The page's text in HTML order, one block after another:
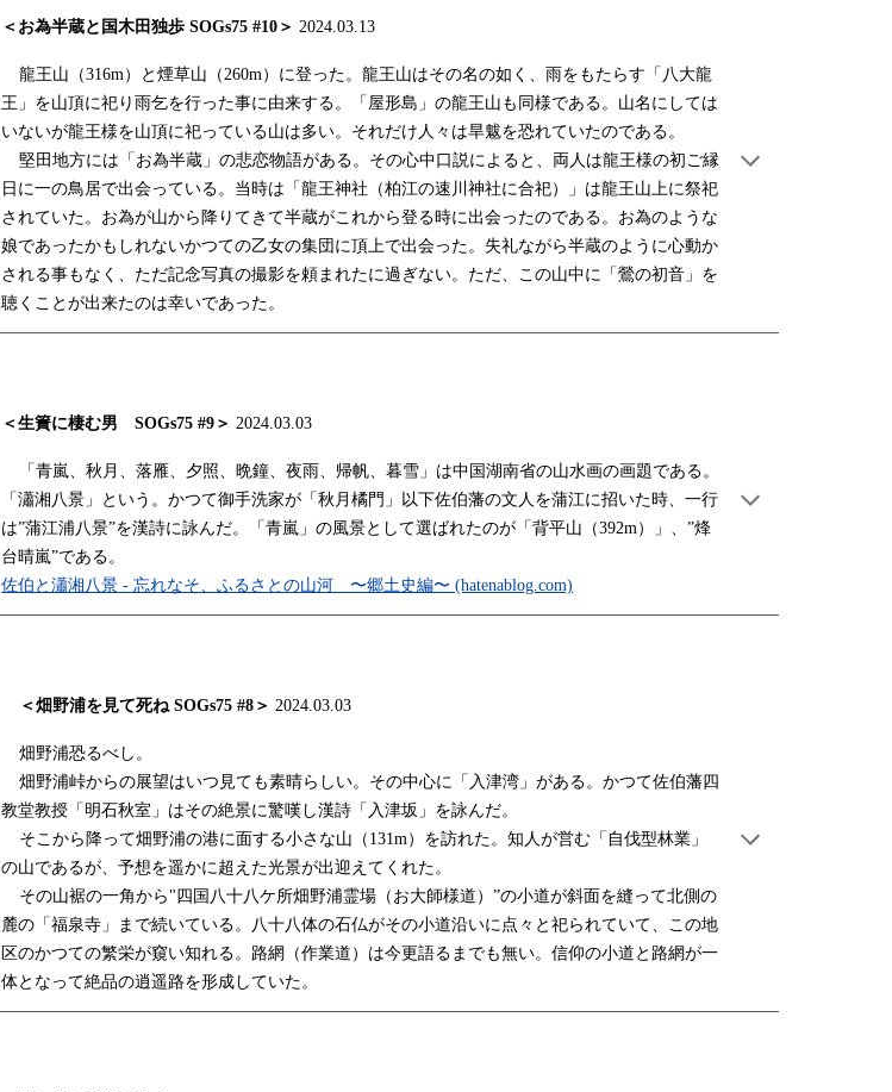
＜お為半蔵と国木田独歩 SOGs75 #10＞2024.03.13
龍王山（316m）と煙草山（260m）に登った。龍王山はその名の如く、雨をもたらす「八大龍
王」を山頂に祀り雨乞を行った事に由来する。「屋形島」の龍王山も同様である。山名にしては
いないが龍王様を山頂に祀っている山は多い。それだけ人々は旱魃を恐れていたのである。
堅田地方には「お為半蔵」の悲恋物語がある。その心中口説によると、両人は龍王様の初ご縁
日に一の鳥居で出会っている。当時は「龍王神社（柏江の速川神社に合祀）」は龍王山上に祭祀
されていた。お為が山から降りてきて半蔵がこれから登る時に出会ったのである。お為のような
娘であったかもしれないかつての乙女の集団に頂上で出会った。失礼ながら半蔵のように心動か
される事もなく、ただ記念写真の撮影を頼まれたに過ぎない。ただ、この山中に「鶯の初音」を
聴くことが出来たのは幸いであった。
＜生簀に棲む男SOGs75 #9 ＞ 2024.03.03
「青嵐、秋月、落雁、夕照、晩鐘、夜雨、帰帆、暮雪」は中国湖南省の山水画の画題である。
「瀟湘八景」という。かつて御手洗家が「秋月橘門」以下佐伯藩の文人を蒲江に招いた時、一行
は”蒲江浦八景”を漢詩に詠んだ。「青嵐」の風景として選ばれたのが「背平山（392m）」、”烽
台晴嵐”である。
佐伯と瀟湘八景 - 忘れなそ、ふるさとの山河 〜郷土史編〜 (hatenablog.com)
＜畑野浦を見て死ね SOGs75 #8＞ 2024.03.03
畑野浦恐るべし。
畑野浦峠からの展望はいつ見ても素晴らしい。その中心に「入津湾」がある。かつて佐伯藩四
教堂教授「明石秋室」はその絶景に驚嘆し漢詩「入津坂」を詠んだ。
そこから降って畑野浦の港に面する小さな山（131m）を訪れた。知人が営む「自伐型林業」
の山であるが、予想を遥かに超えた光景が出迎えてくれた。
その山裾の一角から"四国八十八ケ所畑野浦霊場（お大師様道）”の小道が斜面を縫って北側の
麓の「福泉寺」まで続いている。八十八体の石仏がその小道沿いに点々と祀られていて、この地
区のかつての繁栄が窺い知れる。路網（作業道）は今更語るまでも無い。信仰の小道と路網が一
体となって絶品の逍遥路を形成していた。